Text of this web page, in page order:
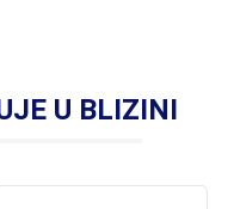
U BLIZINI